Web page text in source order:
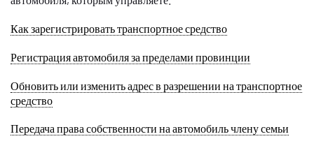
Как зарегистрировать транспортное средство
Регистрация автомобиля за пределами провинции
Обновить или изменить адрес в разрешении на транспортное
средство
Передача права собственности на автомобиль члену семьи